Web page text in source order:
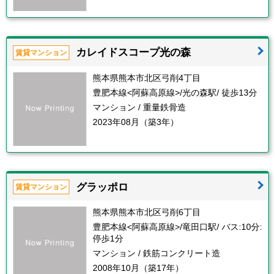
賃貸マンション カレイドスコープ光の森
熊本県熊本市北区弓削4丁目
豊肥本線<阿蘇高原線>/光の森駅/ 徒歩13分
マンション / 重量鉄骨造
2023年08月（築3年）
賃貸マンション グラッポロ
熊本県熊本市北区弓削6丁目
豊肥本線<阿蘇高原線>/竜田口駅/ バス:10分:
停歩1分
マンション / 鉄筋コンクリート造
2008年10月（築17年）